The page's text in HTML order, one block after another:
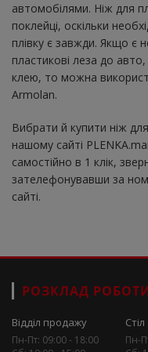
автомобілями. Ніж для
поклейці, оскільки
плівку є завжди. Якщо є
пластикові леза до
клею, то можна
Armolan.
Вибрати й купити ніж
нашому сайті
самостійно в 1 клік,
зателефонувавши за
сайті.
РОЗКЛАД
Відділ продажу
Пн-Пт: 09:00 - 18:00
Пн-